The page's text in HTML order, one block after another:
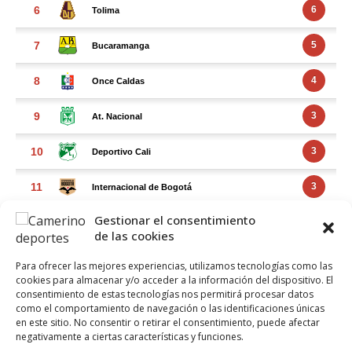
Gestionar el consentimiento
de las cookies
Para ofrecer las mejores experiencias, utilizamos tecnologías como las
cookies para almacenar y/o acceder a la información del dispositivo. El
consentimiento de estas tecnologías nos permitirá procesar datos
como el comportamiento de navegación o las identificaciones únicas
en este sitio. No consentir o retirar el consentimiento, puede afectar
negativamente a ciertas características y funciones.
FACEBOOK FEED